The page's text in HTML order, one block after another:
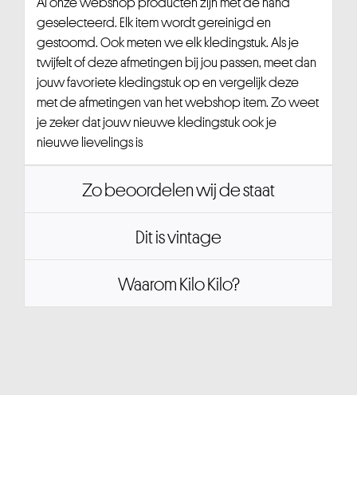
geselecteerd. Elk item wordt gereinigd en
gestoomd. Ook meten we elk kledingstuk. Als je
twijfelt of deze afmetingen bij jou passen, meet dan
jouw favoriete kledingstuk op en vergelijk deze
met de afmetingen van het webshop item. Zo weet
je zeker dat jouw nieuwe kledingstuk ook je
nieuwe lievelings is
Zo beoordelen wij de staat
Dit is vintage
Waarom Kilo Kilo?